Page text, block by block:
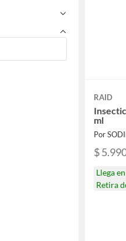
RAID
ml
Por
$
Llega en
Retira